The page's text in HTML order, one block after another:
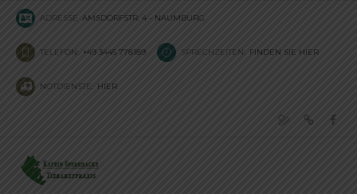
ADRESSE AMSDORFSTR. 4 - NAUMBURG
TELEFON: +49 3445 778189 SPRECHZEITEN: FINDEN SIE HIER
NOTDIENSTE: HIER